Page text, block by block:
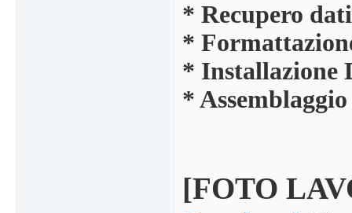
* Recupero
*
* Installazione
*
[FOTO